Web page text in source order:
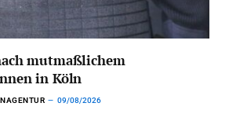
mutmaßlichem
in Köln
09/08/2026